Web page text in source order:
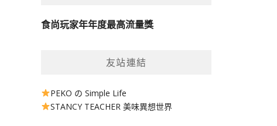
食尚玩家年年度最高流量獎
友站連結
PEKO の Simple Life
STANCY TEACHER 美味異想世界